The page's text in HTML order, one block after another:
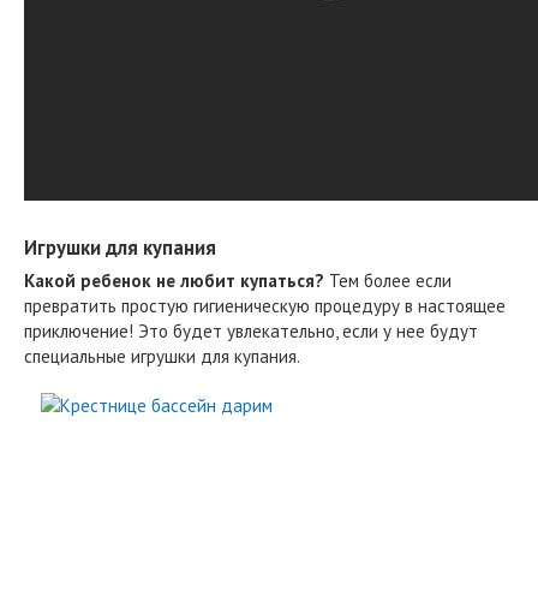
Игрушки для купания
Какой ребенок не любит купаться? Тем более если
превратить простую гигиеническую процедуру в настоящее
приключение! Это будет увлекательно, если у нее будут
специальные игрушки для купания.